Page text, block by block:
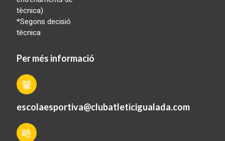
tècnica)
*Segons decisió
tècnica
Per més informació
escolaesportiva@clubatleticigualada.com